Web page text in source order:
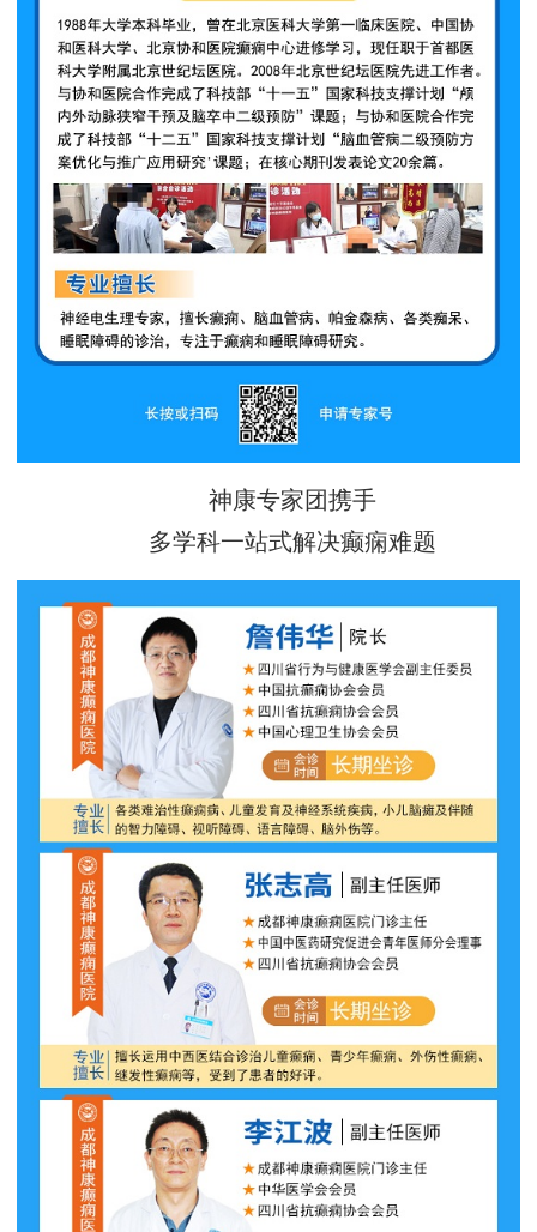
神康专家团携手
多学科一站式解决癫痫难题